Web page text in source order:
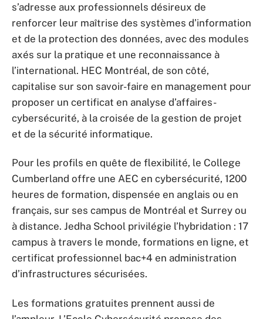
s’adresse aux professionnels désireux de
renforcer leur maîtrise des systèmes d’information
et de la protection des données, avec des modules
axés sur la pratique et une reconnaissance à
l’international. HEC Montréal, de son côté,
capitalise sur son savoir-faire en management pour
proposer un certificat en analyse d’affaires-
cybersécurité, à la croisée de la gestion de projet
et de la sécurité informatique.
Pour les profils en quête de flexibilité, le College
Cumberland offre une AEC en cybersécurité, 1200
heures de formation, dispensée en anglais ou en
français, sur ses campus de Montréal et Surrey ou
à distance. Jedha School privilégie l’hybridation : 17
campus à travers le monde, formations en ligne, et
certificat professionnel bac+4 en administration
d’infrastructures sécurisées.
Les formations gratuites prennent aussi de